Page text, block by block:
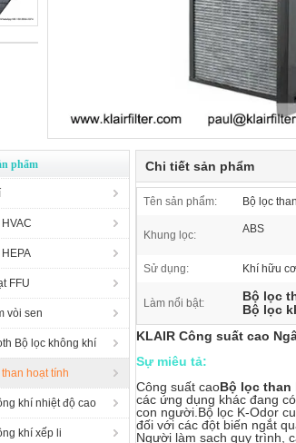
phẩm
FFU
vòi sen
Bộ lọc không khí
hoạt tính
khí nhiệt độ cao
khí xếp li
Chi tiết sản phẩm
Tên sản phẩm: Bộ lọc
Khung lọc: ABS
Sử dụng: Khí hữu cơ
Làm nổi bật: Bộ lọc
Bộ lọc
KLAIR Công suất cao
Sự miêu tả:
Công suất caoBộ lọc than
các ứng dụng khác đang
con người.Bộ lọc K-Odor
đối với các đột biến ngắt
Người làm sạch quy trình,